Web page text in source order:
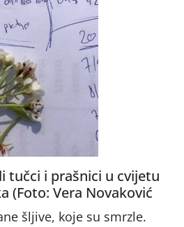
tučci i prašnici u cvijetu
(Foto: Vera Novaković
šljive, koje su smrzle.